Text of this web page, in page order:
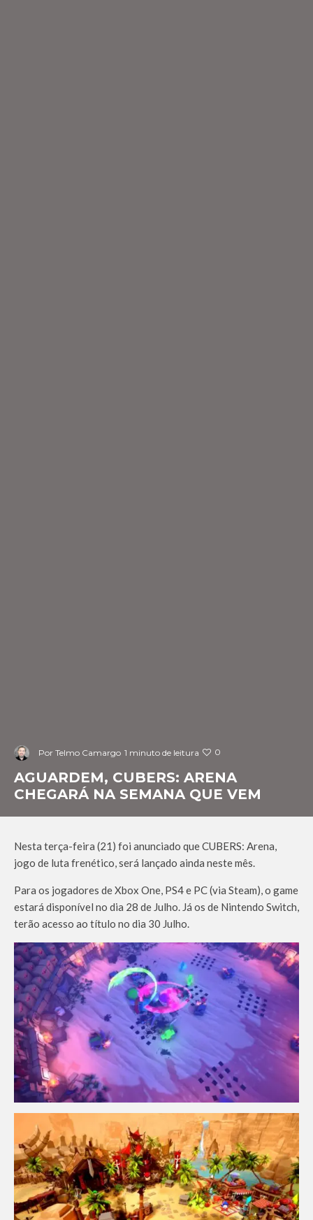
Por Telmo Camargo 1 minuto de leitura 0
AGUARDEM, CUBERS: ARENA
CHEGARÁ NA SEMANA QUE VEM
Nesta terça-feira (21) foi anunciado que CUBERS: Arena,
jogo de luta frenético, será lançado ainda neste mês.
Para os jogadores de Xbox One, PS4 e PC (via Steam), o game
estará disponível no dia 28 de Julho. Já os de Nintendo Switch,
terão acesso ao título no dia 30 Julho.